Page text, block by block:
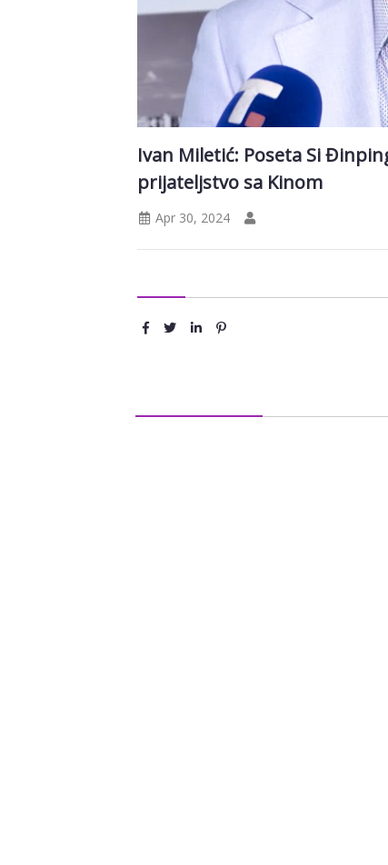
Ivan Miletić: Poseta Si
prijateljstvo sa Kinom
Apr 30, 2024